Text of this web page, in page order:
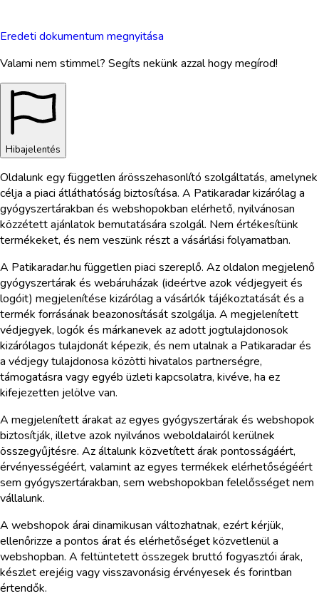
Eredeti dokumentum megnyitása
Valami nem stimmel? Segíts nekünk azzal hogy megírod!
Hibajelentés
Oldalunk egy független árösszehasonlító szolgáltatás, amelynek
célja a piaci átláthatóság biztosítása. A Patikaradar kizárólag a
gyógyszertárakban és webshopokban elérhető, nyilvánosan
közzétett ajánlatok bemutatására szolgál. Nem értékesítünk
termékeket, és nem veszünk részt a vásárlási folyamatban.
A Patikaradar.hu független piaci szereplő. Az oldalon megjelenő
gyógyszertárak és webáruházak (ideértve azok védjegyeit és
logóit) megjelenítése kizárólag a vásárlók tájékoztatását és a
termék forrásának beazonosítását szolgálja. A megjelenített
védjegyek, logók és márkanevek az adott jogtulajdonosok
kizárólagos tulajdonát képezik, és nem utalnak a Patikaradar és
a védjegy tulajdonosa közötti hivatalos partnerségre,
támogatásra vagy egyéb üzleti kapcsolatra, kivéve, ha ez
kifejezetten jelölve van.
A megjelenített árakat az egyes gyógyszertárak és webshopok
biztosítják, illetve azok nyilvános weboldalairól kerülnek
összegyűjtésre. Az általunk közvetített árak pontosságáért,
érvényességéért, valamint az egyes termékek elérhetőségéért
sem gyógyszertárakban, sem webshopokban felelősséget nem
vállalunk.
A webshopok árai dinamikusan változhatnak, ezért kérjük,
ellenőrizze a pontos árat és elérhetőséget közvetlenül a
webshopban. A feltüntetett összegek bruttó fogyasztói árak,
készlet erejéig vagy visszavonásig érvényesek és forintban
értendők.